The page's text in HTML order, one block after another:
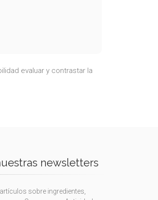
evaluar y contrastar la
newsletters
sobre ingredientes,